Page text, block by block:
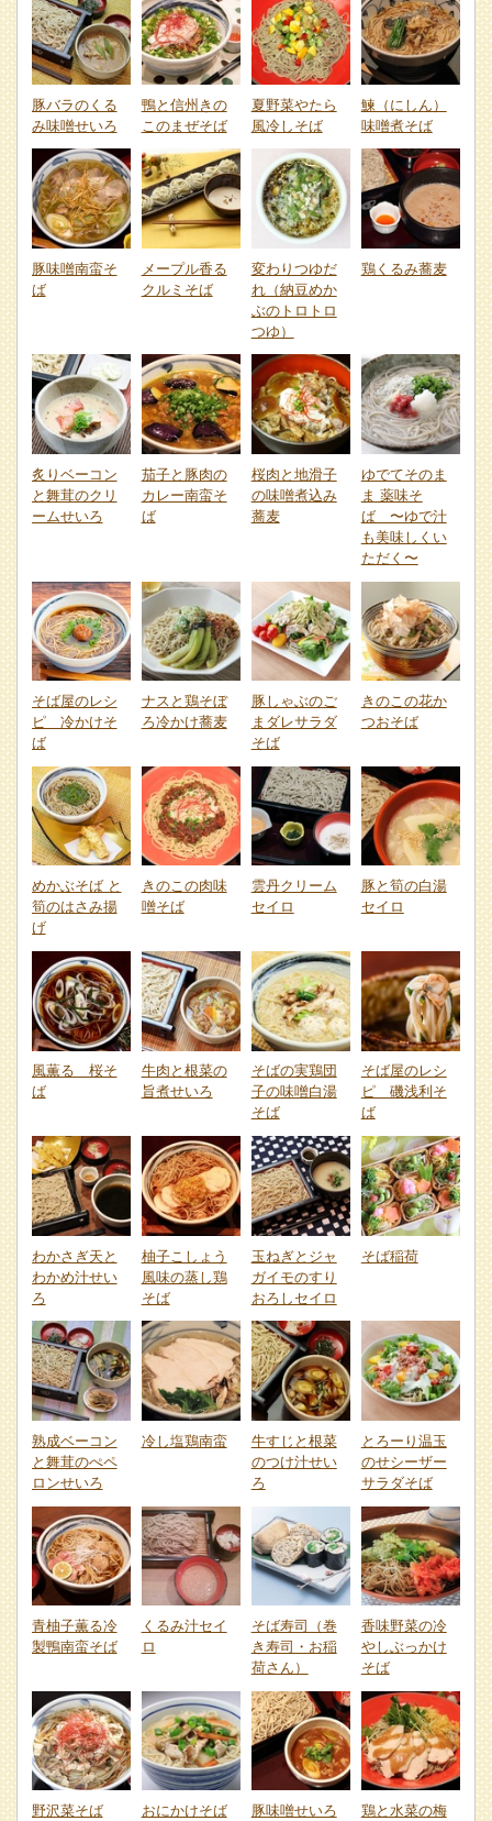
豚バラのくる
み味噌せいろ
鴨と信州きの
このまぜそば
夏野菜やたら
風冷しそば
鰊（にしん）
味噌煮そば
豚味噌南蛮そ
ば
メープル香る
クルミそば
変わりつゆだ
れ（納豆めか
ぶのトロトロ
つゆ）
鶏くるみ蕎麦
炙りベーコン
と舞茸のクリ
ームせいろ
茄子と豚肉の
カレー南蛮そ
ば
桜肉と地滑子
の味噌煮込み
蕎麦
ゆでてそのま
ま 薬味そ
ば 〜ゆで汁
も美味しくい
ただく〜
そば屋のレシ
ピ 冷かけそ
ば
ナスと鶏そぼ
ろ冷かけ蕎麦
豚しゃぶのご
まダレサラダ
そば
きのこの花か
つおそば
めかぶそば と
筍のはさみ揚
げ
きのこの肉味
噌そば
雲丹クリーム
セイロ
豚と筍の白湯
セイロ
風薫る 桜そ
ば
牛肉と根菜の
旨煮せいろ
そばの実鶏団
子の味噌白湯
そば
そば屋のレシ
ピ 磯浅利そ
ば
わかさぎ天と
わかめ汁せい
ろ
柚子こしょう
風味の蒸し鶏
そば
玉ねぎとジャ
ガイモのすり
おろしセイロ
そば稲荷
熟成ベーコン
と舞茸のぺペ
ロンせいろ
冷し塩鶏南蛮
牛すじと根菜
のつけ汁せい
ろ
とろーり温玉
のせシーザー
サラダそば
青柚子薫る冷
製鴨南蛮そば
くるみ汁セイ
ロ
そば寿司（巻
き寿司・お稲
荷さん）
香味野菜の冷
やしぶっかけ
そば
野沢菜そば おにかけそば 豚味噌せいろ
鶏と水菜の梅